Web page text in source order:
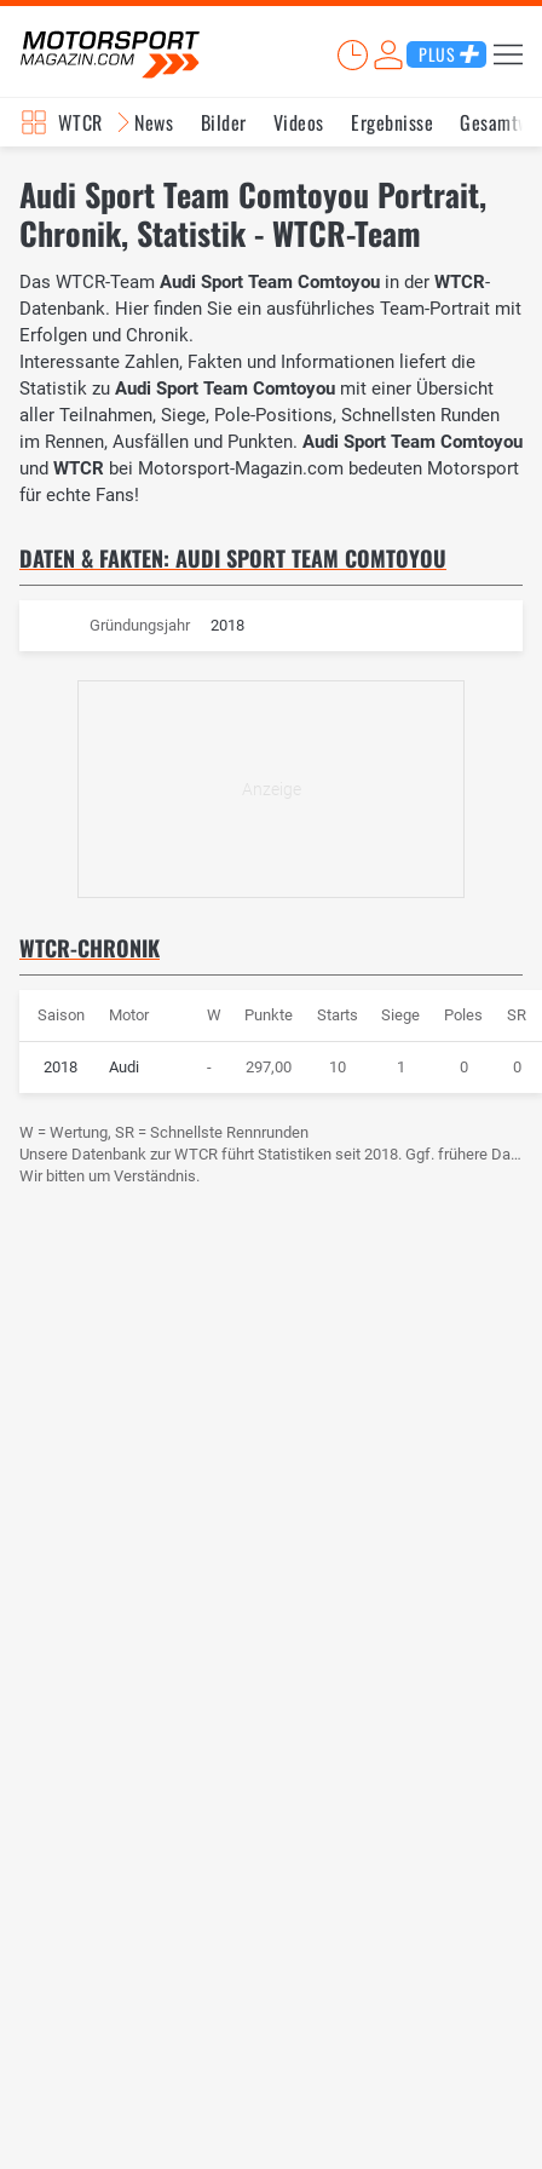
PLUS
WTCR News Bilder Videos Ergebnisse
Audi Sport Team Comtoyou Portrait,
Chronik, Statistik - WTCR-Team
Das WTCR-Team Audi Sport Team Comtoyou in der WTCR-
Datenbank. Hier finden Sie ein ausführliches Team-Portrait mit
Erfolgen und Chronik.
Interessante Zahlen, Fakten und Informationen liefert die
Statistik zu Audi Sport Team Comtoyou mit einer Übersicht
aller Teilnahmen, Siege, Pole-Positions, Schnellsten Runden
im Rennen, Ausfällen und Punkten. Audi Sport Team Comtoyou
und WTCR bei Motorsport-Magazin.com bedeuten Motorsport
für echte Fans!
DATEN & FAKTEN: AUDI SPORT TEAM COMTOYOU
Gründungsjahr 2018
WTCR-CHRONIK
Saison Motor W Punkte Starts Siege Poles SR
2018 Audi - 297,00 10 1 0 0
W = Wertung, SR = Schnellste Rennrunden
Unsere Datenbank zur WTCR führt Statistiken seit 2018. Ggf. frühere Daten sind derzeit noch nicht berücksichtigt.
Wir bitten um Verständnis.